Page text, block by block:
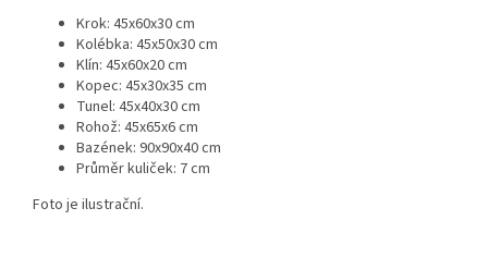
Krok: 45x60x30 cm
Kolébka: 45x50x30 cm
Klín: 45x60x20 cm
Kopec: 45x30x35 cm
Tunel: 45x40x30 cm
Rohož: 45x65x6 cm
Bazének: 90x90x40 cm
Průměr kuliček: 7 cm
Foto je ilustrační.